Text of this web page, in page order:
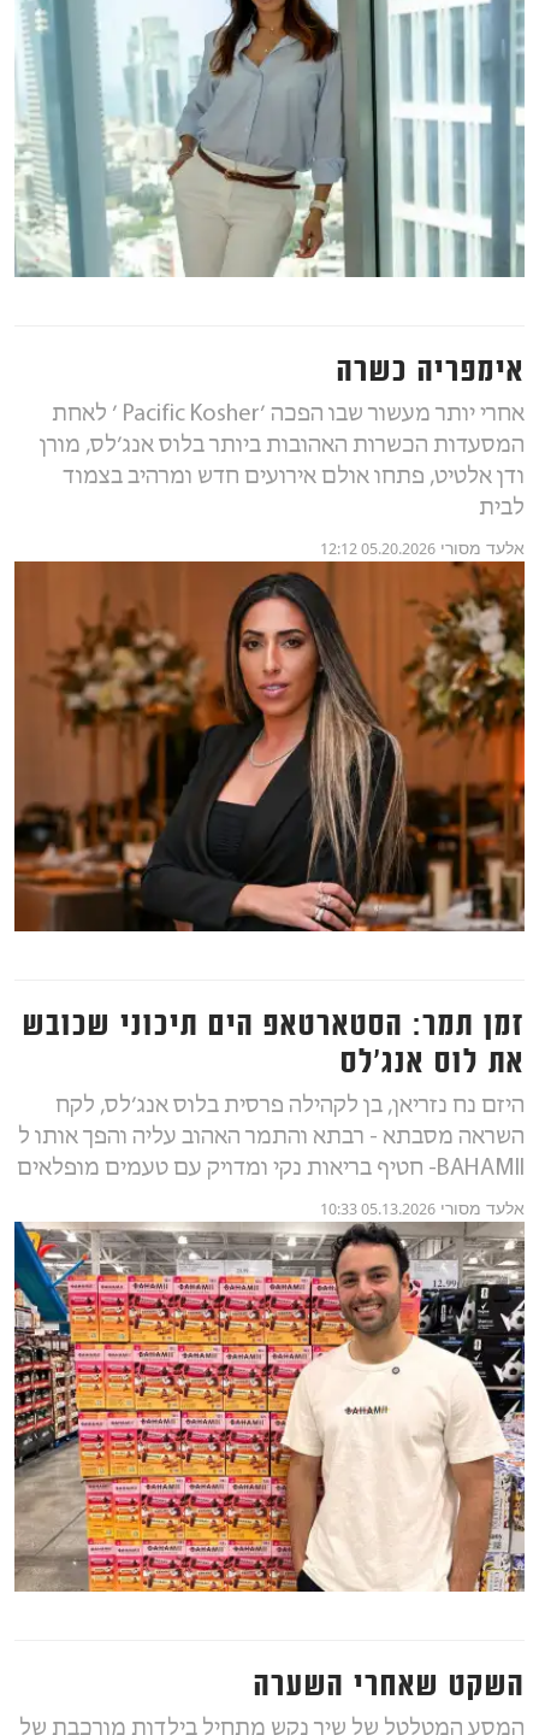
אימפריה כשרה
אחרי יותר מעשור שבו הפכה ׳Pacific Kosher ׳ לאחת
המסעדות הכשרות האהובות ביותר בלוס אנג׳לס, מורן
ודן אלטיט, פתחו אולם אירועים חדש ומרהיב בצמוד
לבית
אלעד מסורי 05.20.2026 12:12
זמן תמר: הסטארטאפ הים תיכוני שכובש
את לוס אנג׳לס
היזם נח נזריאן, בן לקהילה פרסית בלוס אנג׳לס, לקח
השראה מסבתא - רבתא והתמר האהוב עליה והפך אותו ל
BAHAMII- חטיף בריאות נקי ומדויק עם טעמים מופלאים
אלעד מסורי 05.13.2026 10:33
השקט שאחרי השערה
המסע המטלטל של שיר נקש מתחיל בילדות מורכבת של